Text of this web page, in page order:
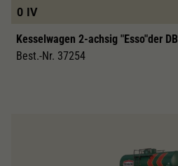
0 IV
Kesselwagen 2-achsig "Esso"der DB
Best.-Nr. 37254